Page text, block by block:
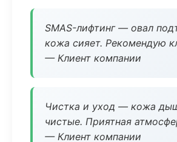
SMAS-лифтинг — овал
кожа сияет. Рекомендую
— Клиент компании
Чистка и уход — кожа
чистые. Приятная
— Клиент компании